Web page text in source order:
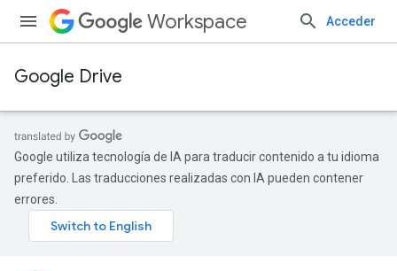
Workspace Acceder
Google Drive
Google utiliza tecnología de IA para traducir contenido a tu idioma
preferido. Las traducciones realizadas con IA pueden contener
errores.